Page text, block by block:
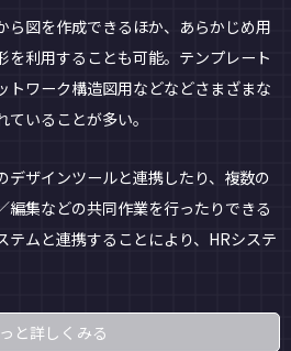
図を作成できるほか、あらかじめ用
を利用することも可能。テンプレート
トワーク構造図用などなどさまざまな
いることが多い。
ザインツールと連携したり、複数の
編集などの共同作業を行ったりできる
テムと連携することにより、HRシステ
と詳しくみる